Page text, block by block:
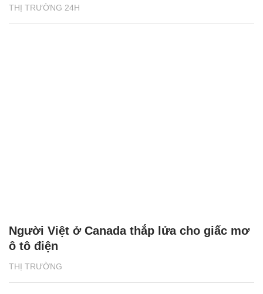
THỊ TRƯỜNG 24H
THỊ TRƯỜNG
Người Việt ở Canada thắp lửa cho giấc mơ
ô tô điện